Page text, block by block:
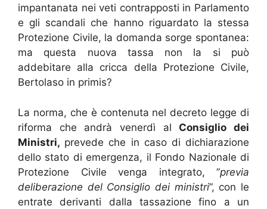
impantanata nei veti contrapposti in Parlamento
e gli scandali che hanno riguardato la stessa
Protezione Civile, la domanda sorge spontanea:
ma questa nuova tassa non la si può
addebitare alla cricca della Protezione Civile,
Bertolaso in primis?
La norma, che è contenuta nel decreto legge di
riforma che andrà venerdì al Consiglio dei
Ministri, prevede che in caso di dichiarazione
dello stato di emergenza, il Fondo Nazionale di
Protezione Civile venga integrato, ”previa
deliberazione del Consiglio dei ministri”, con le
entrate derivanti dalla tassazione fino a un